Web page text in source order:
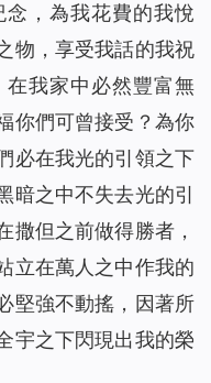
，為我花費的我悅
物，享受我話的我祝
我家中必然豐富無
你們可曾接受？為你
必在我光的引領之下
暗之中不失去光的引
撒但之前做得勝者，
立在萬人之中作我的
堅強不動搖，因著所
宇之下閃現出我的榮